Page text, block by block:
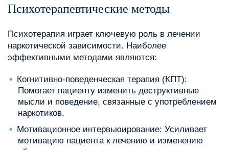
Психотерапевтические методы
Психотерапия играет ключевую роль в лечении
наркотической зависимости. Наиболее
эффективными методами являются:
Когнитивно-поведенческая терапия (КПТ):
Помогает пациенту изменить деструктивные
мысли и поведение, связанные с употреблением
наркотиков.
Мотивационное интервьюирование: Усиливает
мотивацию пациента к лечению и изменению